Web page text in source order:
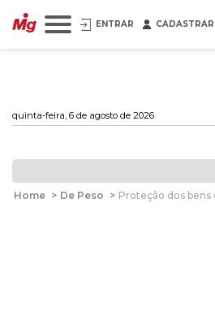
ENTRAR CADASTRAR
quinta-feira, 6 de agosto de 2026
Home > De Peso > Proteção dos